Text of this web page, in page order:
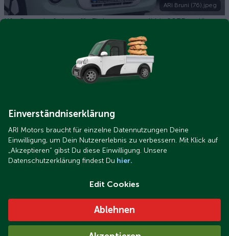
ARI Bruni (76).jpeg
Kfz-Steuerbefreiung für Elektroautos soll bis 2035 verlängert
Einverständniserklärung
ARI Motors braucht für einzelne Datennutzungen Deine
Einwilligung, um Dein Nutzererlebnis zu verbessern. Mit Klick auf
„Akzeptieren“ gibst Du diese Einwilligung. Unsere
Datenschutzerklärung findest Du hier.
Edit Cookies
Ablehnen